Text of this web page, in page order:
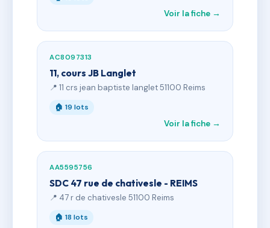
Voir la fiche →
AC8097313
11, cours JB Langlet
📍 11 crs jean baptiste langlet 51100 Reims
🏠 19 lots
Voir la fiche →
AA5595756
SDC 47 rue de chativesle - REIMS
📍 47 r de chativesle 51100 Reims
🏠 18 lots